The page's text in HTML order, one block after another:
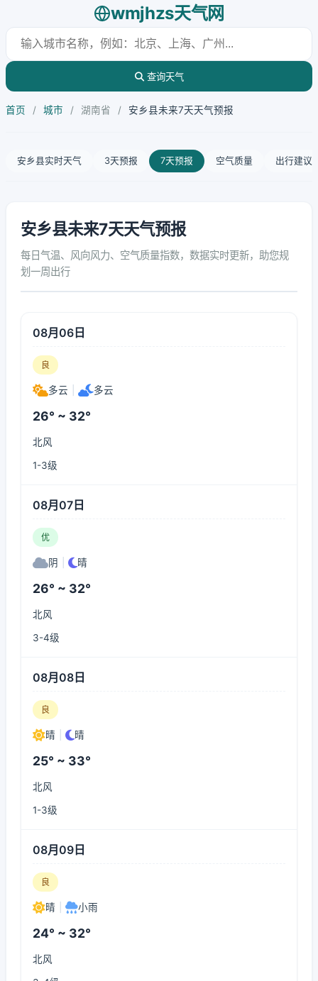
wmjhzs天气网
查询天气
首页 / 城市 / 湖南省 / 安乡县未来7天天气预报
安乡县实时天气 3天预报 7天预报 空气质量 出行建议
安乡县未来7天天气预报
每日气温、风向风力、空气质量指数，数据实时更新，助您规
划一周出行
08月06日
良
多云 多云
26° ~ 32°
北风
1-3级
08月07日
优
阴 晴
26° ~ 32°
北风
3-4级
08月08日
良
晴 晴
25° ~ 33°
北风
1-3级
08月09日
良
晴 小雨
24° ~ 32°
北风